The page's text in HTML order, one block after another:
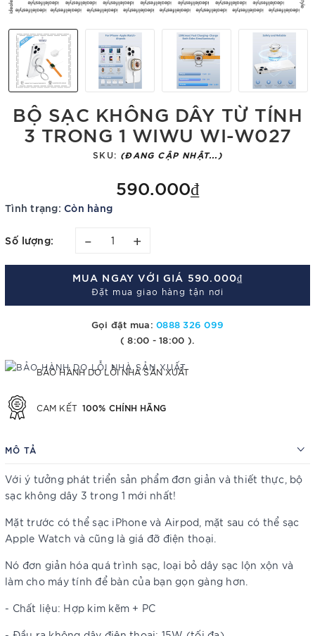
BỘ SẠC KHÔNG DÂY TỪ TÍNH
3 TRONG 1 WIWU WI-W027
SKU: (ĐANG CẬP NHẬT...)
590.000₫
Tình trạng: Còn hàng
Số lượng: – +
MUA NGAY VỚI GIÁ 590.000₫
Đặt mua giao hàng tận nơi
Gọi đặt mua:0888 326 099
( 8:00 - 18:00 ).
BẢO HÀNH DO LỖI NHÀ SẢN XUẤT
CAM KẾT 100% CHÍNH HÃNG
MÔ TẢ
Với ý tưởng phát triển sản phẩm đơn giản và thiết thực, bộ
sạc không dây 3 trong 1 mới nhất!
Mặt trước có thể sạc iPhone và Airpod, mặt sau có thể sạc
Apple Watch và cũng là giá đỡ điện thoại.
Nó đơn giản hóa quá trình sạc, loại bỏ dây sạc lộn xộn và
làm cho máy tính để bàn của bạn gọn gàng hơn.
- Chất liệu: Hợp kim kẽm + PC